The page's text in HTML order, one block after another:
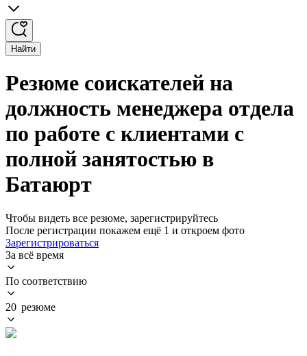
Найти
Резюме соискателей на
должность менеджера отдела
по работе с клиентами с
полной занятостью в
Батаюрт
Чтобы видеть все резюме, зарегистрируйтесь
После регистрации покажем ещё 1 и откроем фото
Зарегистрироваться
За всё время
По соответствию
20 резюме